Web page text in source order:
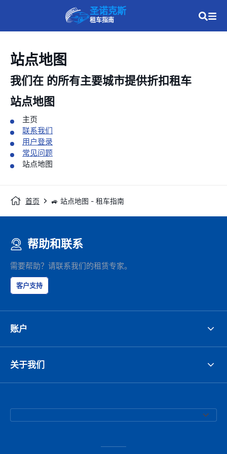
圣诺克斯
租车指南
站点地图
我们在 的所有主要城市提供折扣租车
站点地图
主页
联系我们
用户登录
常见问题
站点地图
首页 🚙 站点地图 - 租车指南
帮助和联系
需要帮助？请联系我们的租赁专家。
客户支持
账户
关于我们